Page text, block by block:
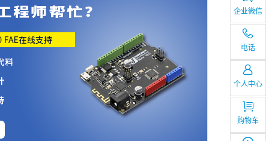
企业微信
电话
个人中心
购物车